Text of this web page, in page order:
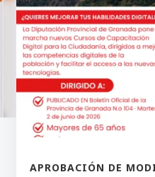
APROBACIÓN DE